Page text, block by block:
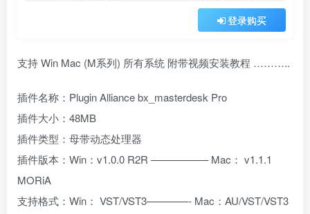
登录购买
支持 Win Mac (M系列) 所有系统 附带视频安装教程 ………..
插件名称：Plugin Alliance bx_masterdesk Pro
插件大小：48MB
插件类型：母带动态处理器
插件版本：Win：v1.0.0 R2R —————– Mac： v1.1.1
MORiA
支持格式：Win： VST/VST3————- Mac：AU/VST/VST3